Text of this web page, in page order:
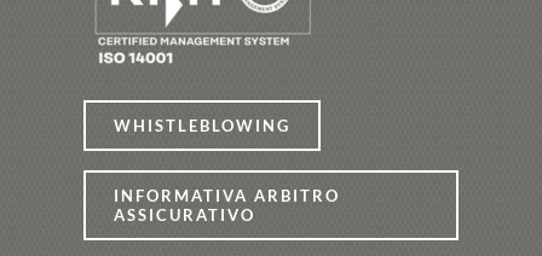
WHISTLEBLOWING
INFORMATIVA ARBITRO
ASSICURATIVO